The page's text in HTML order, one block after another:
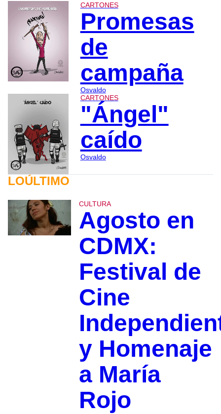
CARTONES
Promesas
de
campaña
Osvaldo
CARTONES
"Ángel"
caído
Osvaldo
LOÚLTIMO
CULTURA
Agosto en
CDMX:
Festival de
Cine
y Homenaje
a María
Rojo